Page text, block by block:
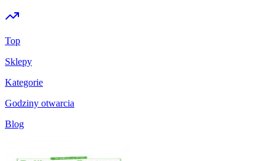
Top
Sklepy
Kategorie
Godziny otwarcia
Blog